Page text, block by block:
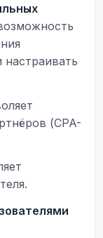
(CPA-